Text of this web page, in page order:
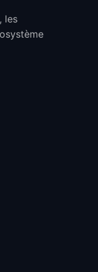
supra-
- Casque
Pour
Haut-Parleur
les